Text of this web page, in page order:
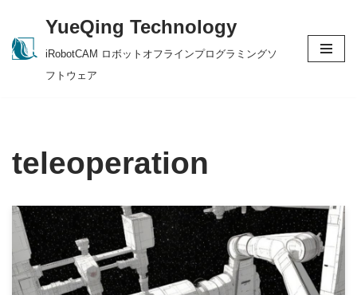
Skip
YueQing Technology
iRobotCAM ロボットオフラインプログラミングソ
フトウェア
teleoperation